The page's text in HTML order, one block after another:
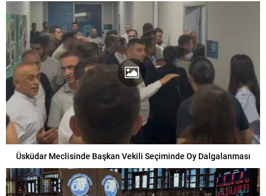
Üsküdar Meclisinde Başkan Vekili Seçiminde Oy Dalgalanması